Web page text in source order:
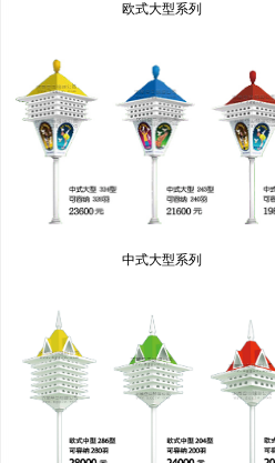
欧式大型系列
中式大型系列